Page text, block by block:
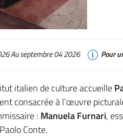
Au septembre 04 2026 Pour
italien de culture accueille
consacrée à l’œuvre
: Manuela Furnari,
Conte.